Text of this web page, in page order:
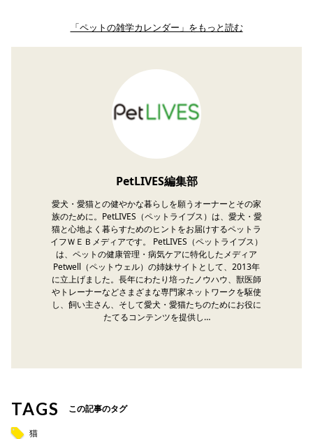
「ペットの雑学カレンダー」をもっと読む
PetLIVES編集部
愛犬・愛猫との健やかな暮らしを願うオーナーとその家
族のために。PetLIVES（ペットライブス）は、愛犬・愛
猫と心地よく暮らすためのヒントをお届けするペットラ
イフＷＥＢメディアです。 PetLIVES（ペットライブス）
は、ペットの健康管理・病気ケアに特化したメディア
Petwell（ペットウェル）の姉妹サイトとして、2013年
に立上げました。長年にわたり培ったノウハウ、獣医師
やトレーナーなどさまざまな専門家ネットワークを駆使
し、飼い主さん、そして愛犬・愛猫たちのためにお役に
たてるコンテンツを提供し…
TAGS この記事のタグ
猫